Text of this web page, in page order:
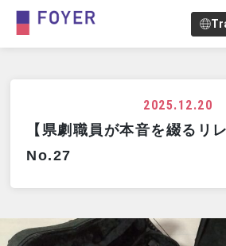
2025.12.20
【県劇職員が本音を綴るリ
No.27